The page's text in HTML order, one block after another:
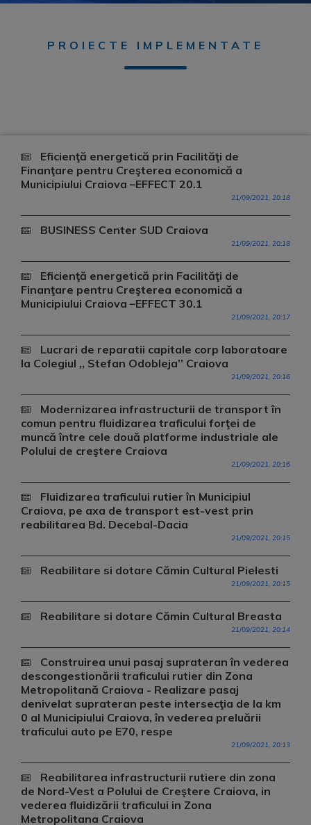
PROIECTE IMPLEMENTATE
Eficienţă energetică prin Facilităţi de
Finanţare pentru Creşterea economică a
Municipiului Craiova –EFFECT 20.1
21/09/2021, 20:18
BUSINESS Center SUD Craiova
21/09/2021, 20:18
Eficienţă energetică prin Facilităţi de
Finanţare pentru Creşterea economică a
Municipiului Craiova –EFFECT 30.1
21/09/2021, 20:17
Lucrari de reparatii capitale corp laboratoare
la Colegiul ,, Stefan Odobleja’’ Craiova
21/09/2021, 20:16
Modernizarea infrastructurii de transport în
comun pentru fluidizarea traficului forţei de
muncă între cele două platforme industriale ale
Polului de creştere Craiova
21/09/2021, 20:16
Fluidizarea traficului rutier în Municipiul
Craiova, pe axa de transport est-vest prin
reabilitarea Bd. Decebal-Dacia
21/09/2021, 20:15
Reabilitare si dotare Cămin Cultural Pielesti
21/09/2021, 20:15
Reabilitare si dotare Cămin Cultural Breasta
21/09/2021, 20:14
Construirea unui pasaj suprateran în vederea
descongestionării traficului rutier din Zona
Metropolitană Craiova - Realizare pasaj
denivelat suprateran peste intersecţia de la km
0 al Municipiului Craiova, în vederea preluării
traficului auto pe E70, respe
21/09/2021, 20:13
Reabilitarea infrastructurii rutiere din zona
de Nord-Vest a Polului de Creştere Craiova, in
vederea fluidizării traficului in Zona
Metropolitana Craiova